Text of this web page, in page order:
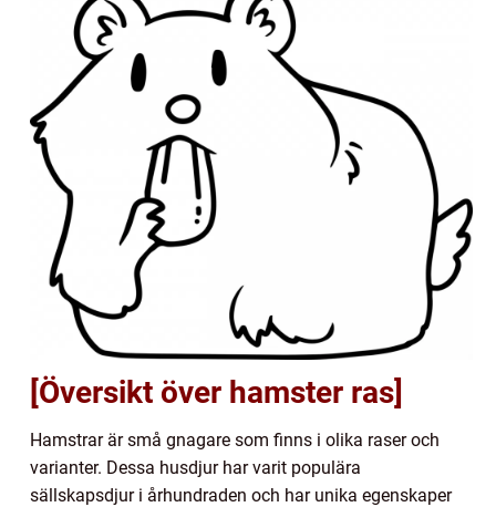
[Översikt över hamster ras]
Hamstrar är små gnagare som finns i olika raser och
varianter. Dessa husdjur har varit populära
sällskapsdjur i århundraden och har unika egenskaper